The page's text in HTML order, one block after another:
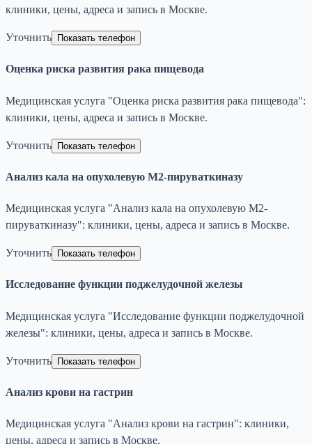
клиники, цены, адреса и запись в Москве.
Уточнить Показать телефон
Оценка риска развития рака пищевода
Медицинская услуга "Оценка риска развития рака пищевода":
клиники, цены, адреса и запись в Москве.
Уточнить Показать телефон
Анализ кала на опухолевую М2-пируваткиназу
Медицинская услуга "Анализ кала на опухолевую М2-
пируваткиназу": клиники, цены, адреса и запись в Москве.
Уточнить Показать телефон
Исследование функции поджелудочной железы
Медицинская услуга "Исследование функции поджелудочной
железы": клиники, цены, адреса и запись в Москве.
Уточнить Показать телефон
Анализ крови на гастрин
Медицинская услуга "Анализ крови на гастрин": клиники,
цены, адреса и запись в Москве.